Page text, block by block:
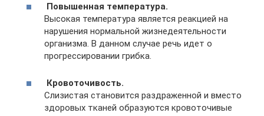
Повышенная температура.
Высокая температура является реакцией на
нарушения нормальной жизнедеятельности
организма. В данном случае речь идет о
прогрессировании грибка.
Кровоточивость.
Слизистая становится раздраженной и вместо
здоровых тканей образуются кровоточивые